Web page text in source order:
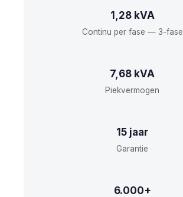
1,28 kVA
Continu per fase — 3-fase
7,68 kVA
Piekvermogen
15 jaar
Garantie
6.000+